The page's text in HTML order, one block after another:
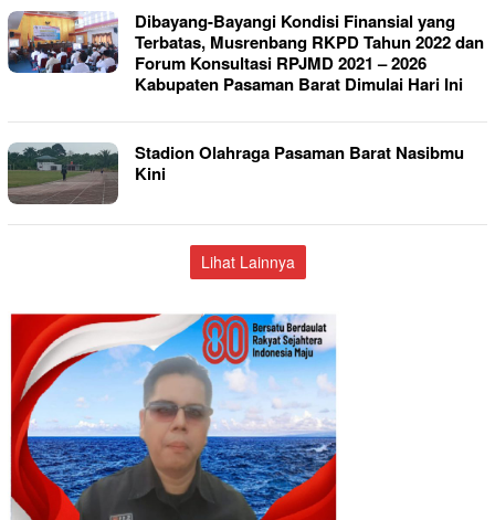
Dibayang-Bayangi Kondisi Finansial yang
Terbatas, Musrenbang RKPD Tahun 2022 dan
Forum Konsultasi RPJMD 2021 – 2026
Kabupaten Pasaman Barat Dimulai Hari Ini
Stadion Olahraga Pasaman Barat Nasibmu
Kini
Lihat Lainnya